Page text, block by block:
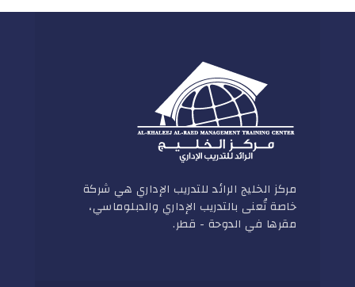
مركز الخليج الرائد للتدريب الإداري هي شركة
خاصة تُعنى بالتدريب الإداري والدبلوماسي،
مقرها في الدوحة - قطر.